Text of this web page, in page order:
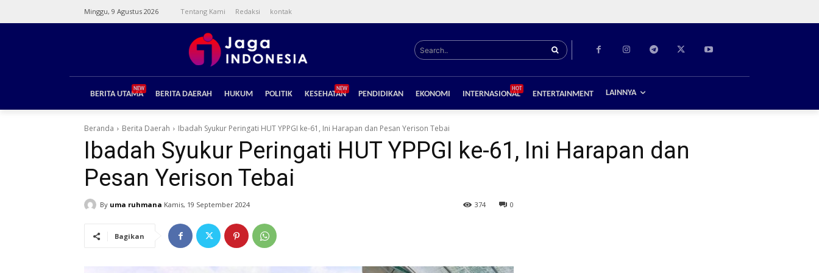
Minggu, 9 Agustus 2026 Tentang Kami Redaksi kontak
Search..
BERITA UTAMA
NEW
BERITA DAERAH HUKUM POLITIK KESEHATAN
NEW
PENDIDIKAN EKONOMI INTERNASIONAL
HOT
ENTERTAINMENT LAINNYA
Beranda Berita Daerah Ibadah Syukur Peringati HUT YPPGI ke-61, Ini Harapan dan Pesan Yerison Tebai
Ibadah Syukur Peringati HUT YPPGI ke-61, Ini Harapan dan
Pesan Yerison Tebai
By uma ruhmana Kamis, 19 September 2024 0
374
Bagikan